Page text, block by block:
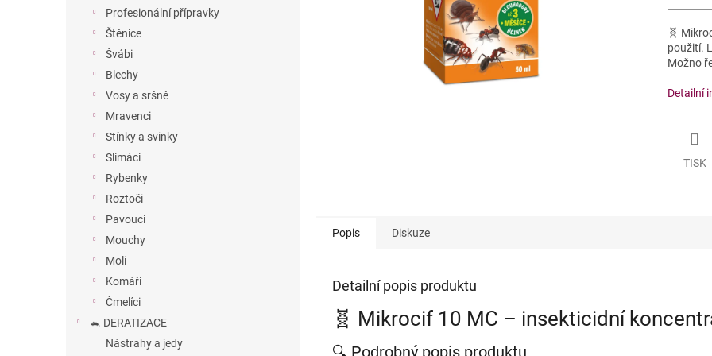
Profesionální přípravky
Štěnice
Švábi
Blechy
Vosy a sršně
Mravenci
Stínky a svinky
Slimáci
Rybenky
Roztoči
Pavouci
Mouchy
Moli
Komáři
Čmelíci
🐁 DERATIZACE
Nástrahy a jedy
🧬
použití.
Možno
Detailní
TISK
Popis Diskuze
Detailní popis produktu
🧬 Mikrocif 10 MC – insekticidní